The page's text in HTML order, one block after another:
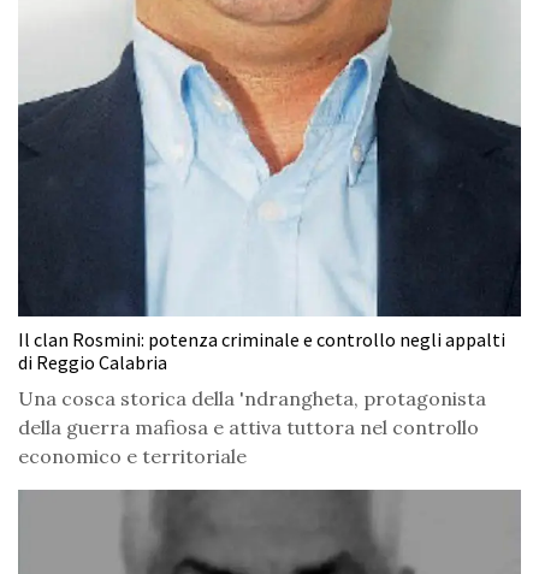
Il clan Rosmini: potenza criminale e controllo negli appalti
di Reggio Calabria
Una cosca storica della 'ndrangheta, protagonista
della guerra mafiosa e attiva tuttora nel controllo
economico e territoriale